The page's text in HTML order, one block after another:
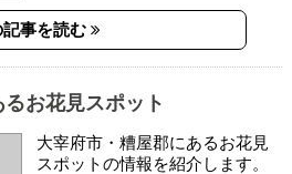
記事を読む
お花見スポット
大宰府市・糟屋郡にあるお花見
スポットの情報を紹介します。